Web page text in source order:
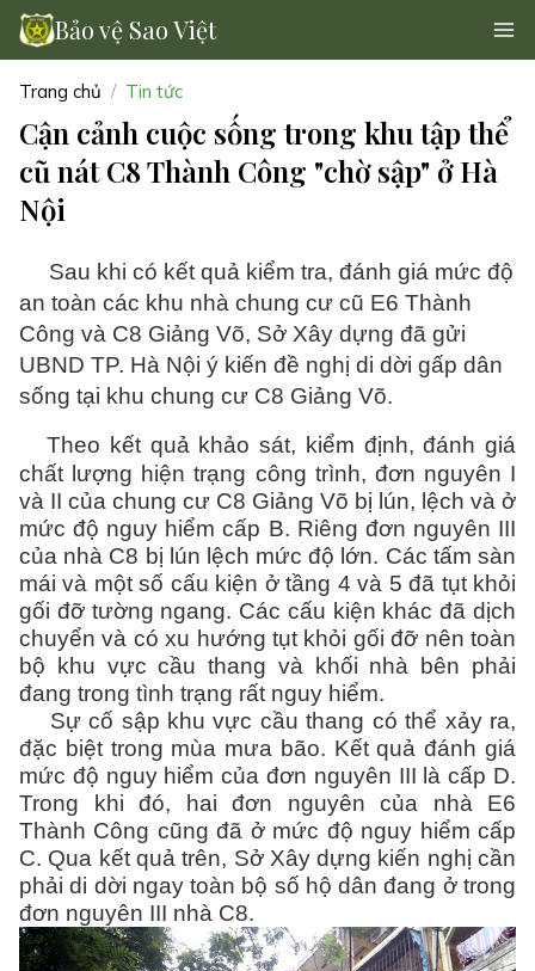
Bảo vệ Sao Việt
Trang chủ Tin tức
Cận cảnh cuộc sống trong khu tập thể
cũ nát C8 Thành Công "chờ sập" ở Hà
Nội
Sau khi có kết quả kiểm tra, đánh giá mức độ
an toàn các khu nhà chung cư cũ E6 Thành
Công và C8 Giảng Võ, Sở Xây dựng đã gửi
UBND TP. Hà Nội ý kiến đề nghị di dời gấp dân
sống tại khu chung cư C8 Giảng Võ.
Theo kết quả khảo sát, kiểm định, đánh giá
chất lượng hiện trạng công trình, đơn nguyên I
và II của chung cư C8 Giảng Võ bị lún, lệch và ở
mức độ nguy hiểm cấp B. Riêng đơn nguyên III
của nhà C8 bị lún lệch mức độ lớn. Các tấm sàn
mái và một số cấu kiện ở tầng 4 và 5 đã tụt khỏi
gối đỡ tường ngang. Các cấu kiện khác đã dịch
chuyển và có xu hướng tụt khỏi gối đỡ nên toàn
bộ khu vực cầu thang và khối nhà bên phải
đang trong tình trạng rất nguy hiểm.
Sự cố sập khu vực cầu thang có thể xảy ra,
đặc biệt trong mùa mưa bão. Kết quả đánh giá
mức độ nguy hiểm của đơn nguyên III là cấp D.
Trong khi đó, hai đơn nguyên của nhà E6
Thành Công cũng đã ở mức độ nguy hiểm cấp
C. Qua kết quả trên, Sở Xây dựng kiến nghị cần
phải di dời ngay toàn bộ số hộ dân đang ở trong
đơn nguyên III nhà C8.